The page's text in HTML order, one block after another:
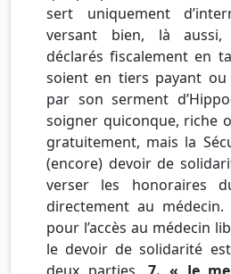
sert uniquement
versant bien, là aussi,
déclarés fiscalement en
soient en tiers payant ou
par son serment
soigner quiconque, riche
gratuitement, mais la
(encore) devoir de
verser les honoraires
directement au médecin.
pour l’accès au médecin
le devoir de solidarité